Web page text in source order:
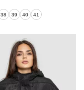
38 39 40 41